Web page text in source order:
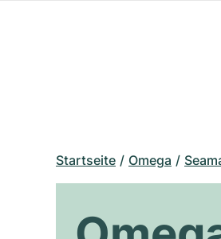
Startseite Omega